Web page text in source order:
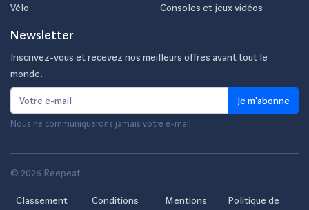
Vélo
Consoles et jeux vidéos
Newsletter
Inscrivez-vous et recevez nos meilleurs offres avant tout le
monde.
Je m'abonne
Nous ne communiquerons jamais votre e-mail.
© 2026 Reepeat
Classement Conditions Mentions Politique de